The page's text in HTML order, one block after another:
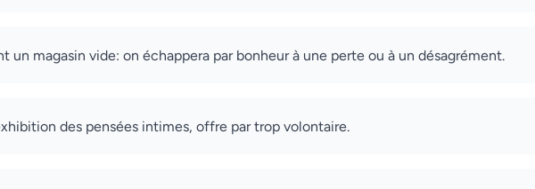
un magasin vide: on échappera par bonheur à une perte ou à un désagrément.
des pensées intimes, offre par trop volontaire.